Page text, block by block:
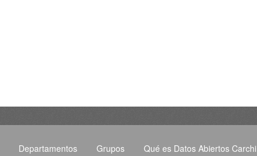
Departamentos Grupos Qué es Datos Abiertos Carchi